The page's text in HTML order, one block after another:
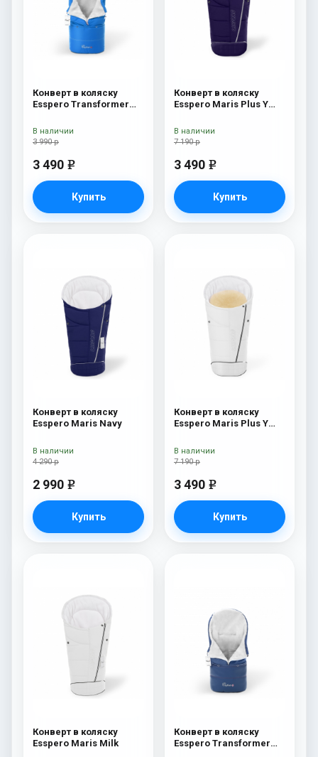
Конверт в коляску
Esspero Transformer
100% шерсть) Blue
Mountain
3 990 р
3 490 e
Купить
В наличии
Конверт в коляску
Esspero Maris Plus Y
мех) Navy
7 190 р
3 490 e
Купить
В наличии
Конверт в коляску
Esspero Maris Navy
4 290 р
2 990 e
Купить
В наличии
Конверт в коляску
Esspero Maris Plus Y
мех) Milk
7 190 р
3 490 e
Купить
В наличии
Конверт в коляску
Esspero Maris Milk
Конверт в коляску
Esspero Transformer